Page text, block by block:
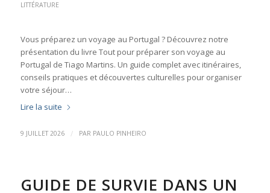
LITTÉRATURE
Vous préparez un voyage au Portugal ? Découvrez notre
présentation du livre Tout pour préparer son voyage au
Portugal de Tiago Martins. Un guide complet avec itinéraires,
conseils pratiques et découvertes culturelles pour organiser
votre séjour…
Lire la suite
9 JUILLET 2026 / PAR PAULO PINHEIRO
GUIDE DE SURVIE DANS UN